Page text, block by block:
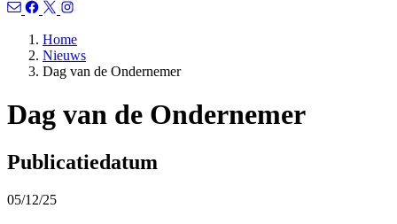
Home
Nieuws
Dag van de Ondernemer
Dag van de Ondernemer
Publicatiedatum
05/12/25